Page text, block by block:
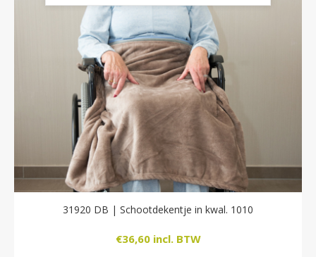
31920 DB | Schootdekentje in kwal. 1010
€36,60 incl. BTW